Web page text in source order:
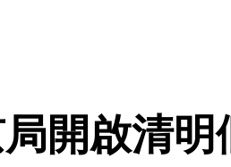
開啟清